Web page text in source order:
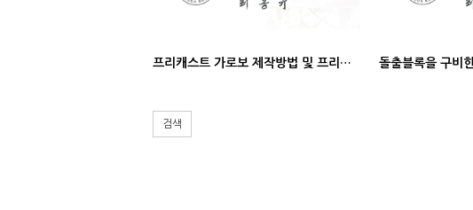
프리캐스트 가로보 제작방법 및 프리캐스트 가로보 시공방법 (특허증)
검색